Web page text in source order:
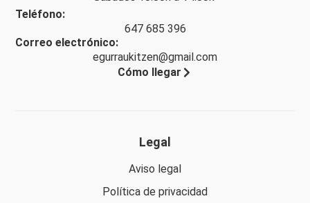
Teléfono:
647 685 396
Correo electrónico:
egurraukitzen@gmail.com
Cómo llegar
Legal
Aviso legal
Política de privacidad